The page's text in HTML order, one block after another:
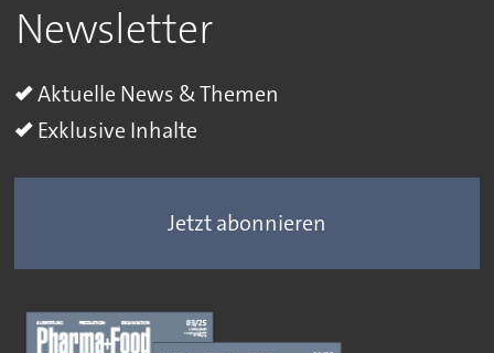
Newsletter
Aktuelle News & Themen
Exklusive Inhalte
Jetzt abonnieren